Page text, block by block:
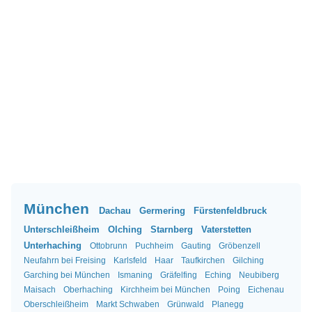
München Dachau Germering
Fürstenfeldbruck
Unterschleißheim
Olching Starnberg
Vaterstetten
Unterhaching
Ottobrunn Puchheim Gauting
Gröbenzell
Neufahrn bei Freising
Karlsfeld Haar Taufkirchen
Gilching
Garching bei München
Ismaning Gräfelfing Eching
Neubiberg
Maisach
Oberhaching Kirchheim bei München Poing
Eichenau
Oberschleißheim
Markt Schwaben Grünwald Planegg